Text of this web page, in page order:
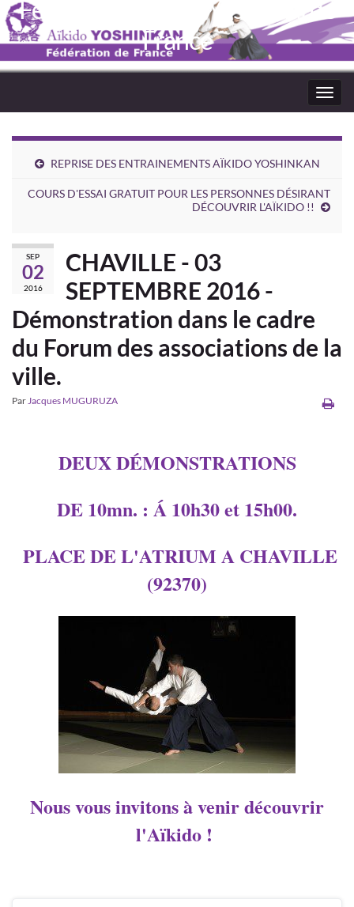
Fédération Aïkido Yoshinkaï de
France
REPRISE DES ENTRAINEMENTS AÏKIDO YOSHINKAN
COURS D'ESSAI GRATUIT POUR LES PERSONNES DÉSIRANT
DÉCOUVRIR L'AÏKIDO !!
SEP
02
2016
CHAVILLE - 03
SEPTEMBRE 2016 -
Démonstration dans le cadre
du Forum des associations de la
ville.
ParJacques MUGURUZA
DEUX DÉMONSTRATIONS
DE 10mn. : Á 10h30 et 15h00.
PLACE DE L'ATRIUM A CHAVILLE
(92370)
Nous vous invitons à venir découvrir
l'Aïkido !